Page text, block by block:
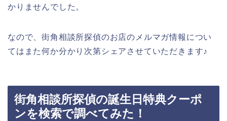
かりませんでした。
なので、街角相談所探偵のお店のメルマガ情報につい
てはまた何か分かり次第シェアさせていただきます♪
街角相談所探偵の誕生日特典クーポ
ンを検索で調べてみた！